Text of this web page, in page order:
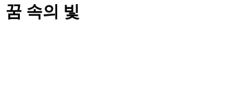
꿈 속의 빛